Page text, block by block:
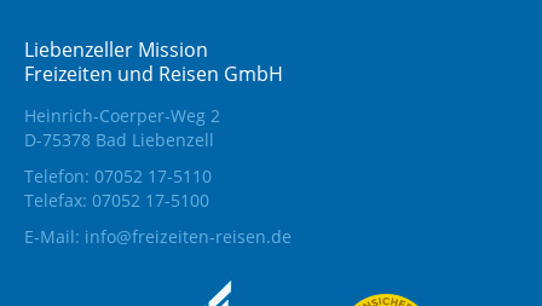
Liebenzeller Mission
Freizeiten und Reisen GmbH
Heinrich-Coerper-Weg 2
D-75378 Bad Liebenzell
Telefon: 07052 17-5110
Telefax: 07052 17-5100
E-Mail: info@freizeiten-reisen.de